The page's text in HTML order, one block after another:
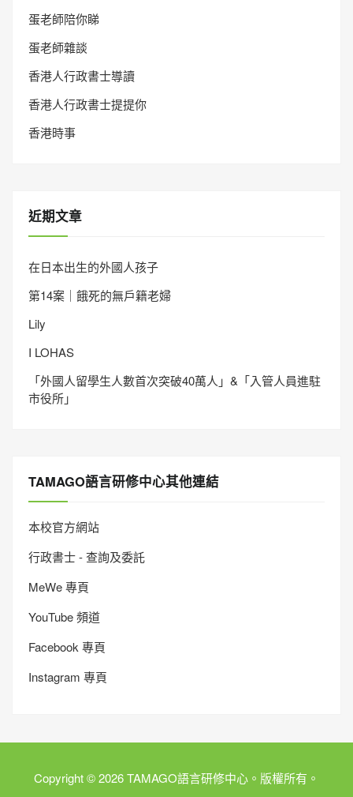
蛋老師陪你睇
蛋老師雜談
香港人行政書士導讀
香港人行政書士提提你
香港時事
近期文章
在日本出生的外國人孩子
第14案｜餓死的無戶籍老婦
Lily
I LOHAS
「外國人留學生人數首次突破40萬人」&「入管人員進駐
市役所」
TAMAGO語言研修中心其他連結
本校官方網站
行政書士 - 查詢及委託
MeWe 專頁
YouTube 頻道
Facebook 專頁
Instagram 專頁
Copyright © 2026 TAMAGO語言研修中心。版權所有。